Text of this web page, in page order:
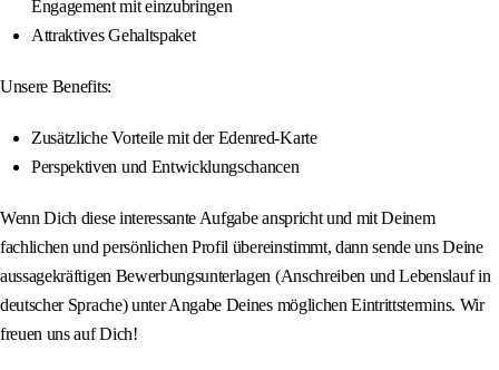
Engagement mit einzubringen
Attraktives Gehaltspaket
Unsere Benefits:
Zusätzliche Vorteile mit der Edenred-Karte
Perspektiven und Entwicklungschancen
Wenn Dich diese interessante Aufgabe anspricht und mit Deinem
fachlichen und persönlichen Profil übereinstimmt, dann sende uns Deine
aussagekräftigen Bewerbungsunterlagen (Anschreiben und Lebenslauf in
deutscher Sprache) unter Angabe Deines möglichen Eintrittstermins. Wir
freuen uns auf Dich!